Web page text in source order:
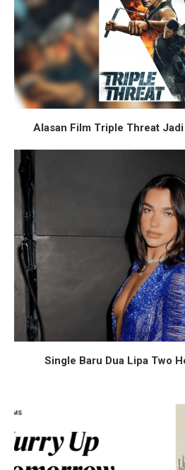
Alasan Film Triple Threat
Single Baru Dua Lipa Two